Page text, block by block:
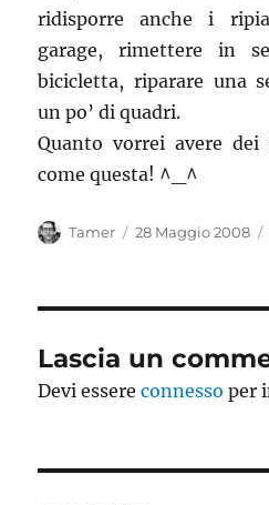
ridisporre anche i
garage, rimettere in
bicicletta, riparare una
un po’ di quadri.
Quanto vorrei avere
come questa! ^_^
Autore
Tamer
Pubblicato
28 Maggio 2008
Lascia un
Devi essereconnesso per